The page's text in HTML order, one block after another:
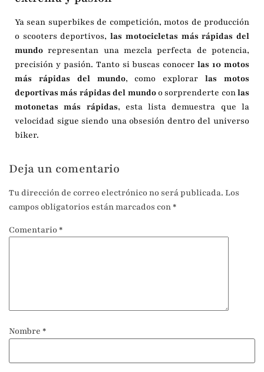
Ya sean superbikes de competición, motos de producción
o scooters deportivos,las motocicletas más rápidas del
mundo representan una mezcla perfecta de potencia,
precisión y pasión. Tanto si buscas conocerlas 10 motos
más rápidas del mundo, como explorarlas motos
deportivas más rápidas del mundoo sorprenderte conlas
motonetas más rápidas, esta lista demuestra que la
velocidad sigue siendo una obsesión dentro del universo
biker.
Deja un comentario
Tu dirección de correo electrónico no será publicada. Los
campos obligatorios están marcados con *
Comentario *
Nombre *